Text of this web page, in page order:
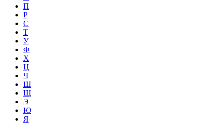
П
Р
С
Т
У
Ф
Х
Ц
Ч
Ш
Щ
Э
Ю
Я